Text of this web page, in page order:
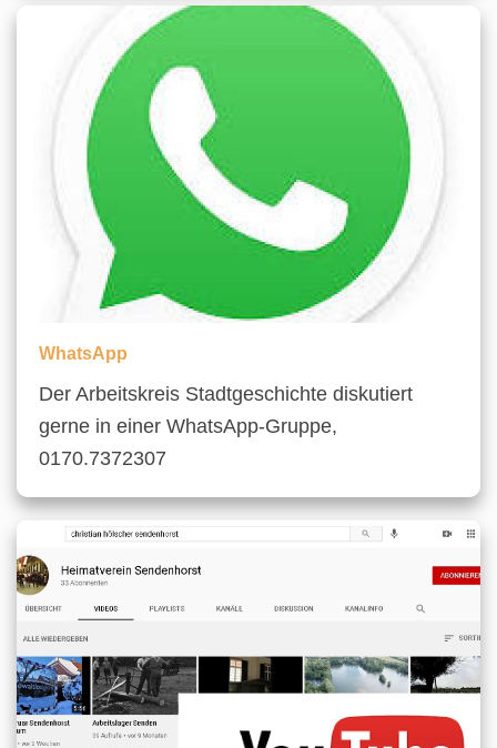
WhatsApp
Der Arbeitskreis Stadtgeschichte diskutiert
gerne in einer WhatsApp-Gruppe,
0170.7372307